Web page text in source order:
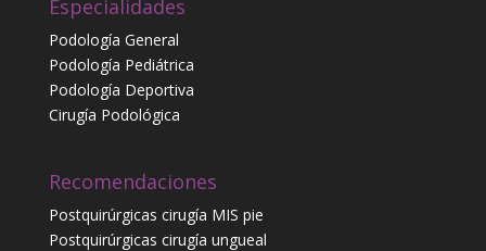
Especialidades
Podología General
Podología Pediátrica
Podología Deportiva
Cirugía Podológica
Recomendaciones
Postquirúrgicas cirugía MIS pie
Postquirúrgicas cirugía ungueal